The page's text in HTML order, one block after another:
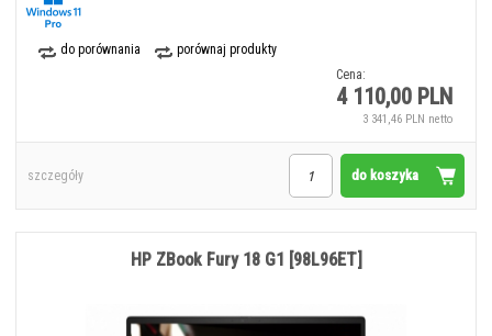
do porównania
porównaj produkty
Cena:
4 110,00 PLN
3 341,46 PLN netto
do koszyka
szczegóły
HP ZBook Fury 18 G1 [98L96ET]